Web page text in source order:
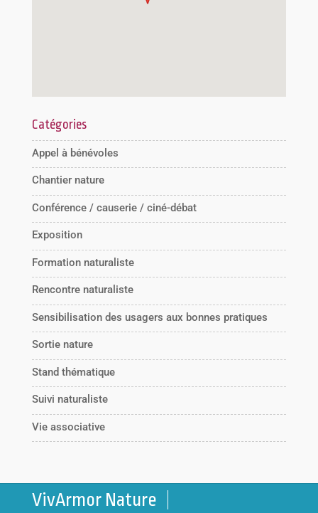
Catégories
Appel à bénévoles
Chantier nature
Conférence / causerie / ciné-débat
Exposition
Formation naturaliste
Rencontre naturaliste
Sensibilisation des usagers aux bonnes pratiques
Sortie nature
Stand thématique
Suivi naturaliste
Vie associative
VivArmor Nature